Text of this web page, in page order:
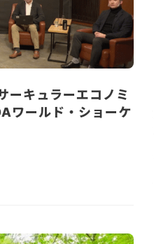
ーキュラーエコノミ
ワールド・ショーケ